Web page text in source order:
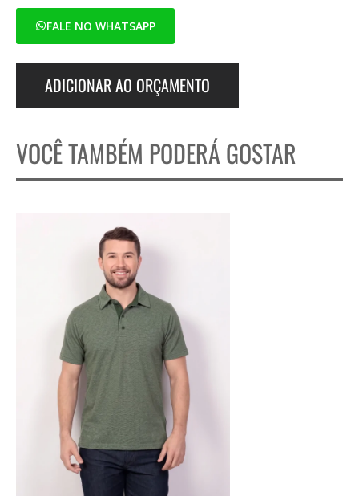
FALE NO WHATSAPP
ADICIONAR AO ORÇAMENTO
VOCÊ TAMBÉM PODERÁ GOSTAR